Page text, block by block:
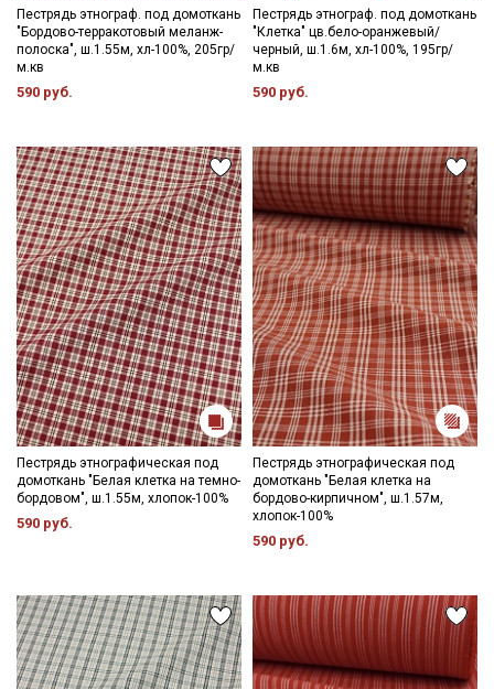
Пестрядь этнограф. под домоткань
"Бордово-терракотовый меланж-
полоска", ш.1.55м, хл-100%, 205гр/
м.кв
590 руб.
Пестрядь этнограф. под домоткань
"Клетка" цв.бело-оранжевый/
черный, ш.1.6м, хл-100%, 195гр/
м.кв
590 руб.
Пестрядь этнографическая под
домоткань "Белая клетка на темно-
бордовом", ш.1.55м, хлопок-100%
590 руб.
Пестрядь этнографическая под
домоткань "Белая клетка на
бордово-кирпичном", ш.1.57м,
хлопок-100%
590 руб.